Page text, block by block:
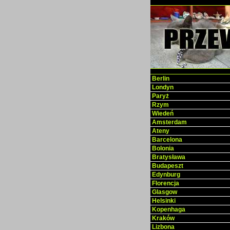
Berlin
Londyn
Paryż
Rzym
Wiedeń
Amsterdam
Ateny
Barcelona
Bolonia
Bratysława
Budapeszt
Edynburg
Florencja
Glasgow
Helsinki
Kopenhaga
Kraków
Lizbona